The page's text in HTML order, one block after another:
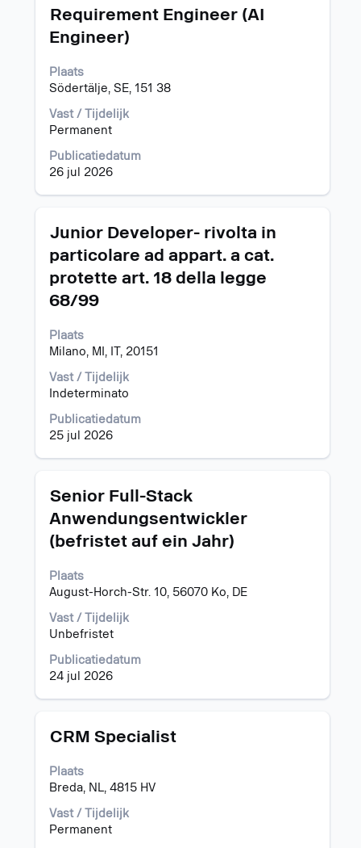
geven.
Titel
Requirement Engineer (AI
Engineer)
Plaats
Södertälje, SE, 151 38
Vast / Tijdelijk
Permanent
Publicatiedatum
26 jul 2026
Selecteer
spatiebalk
de
volledige
inhoud
van
functiegegevens
weer
Titel
Junior Developer- rivolta in
particolare ad appart. a cat.
protette art. 18 della legge
68/99
Plaats
Milano, MI, IT, 20151
Vast / Tijdelijk
Indeterminato
Publicatiedatum
25 jul 2026
Selecteer
spatiebalk
om
de
volledige
van
de
functiegegevens
weer
geven.
Titel
Senior Full-Stack
Anwendungsentwickler
(befristet auf ein Jahr)
Plaats
August-Horch-Str. 10, 56070 Ko, DE
Vast / Tijdelijk
Unbefristet
Publicatiedatum
24 jul 2026
Selecteer
spatiebalk
om
volledige
inhoud
de
functiegegevens
weer
te
geven.
Titel
CRM Specialist
Plaats
Breda, NL, 4815 HV
Vast / Tijdelijk
Permanent
Selecteer
spatiebalk
om
volledige
inhoud